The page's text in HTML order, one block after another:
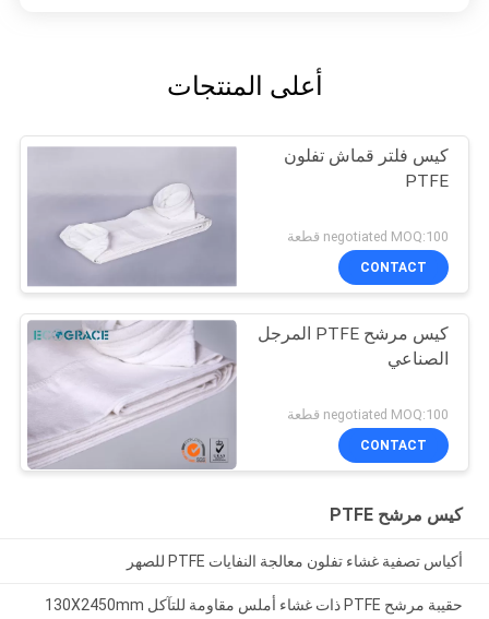
أعلى المنتجات
كيس فلتر قماش تفلون
PTFE
negotiated MOQ:100 قطعة
CONTACT
كيس مرشح PTFE المرجل
الصناعي
negotiated MOQ:100 قطعة
CONTACT
كيس مرشح PTFE
أكياس تصفية غشاء تفلون معالجة النفايات PTFE للصهر
حقيبة مرشح PTFE ذات غشاء أملس مقاومة للتآكل 130X2450mm